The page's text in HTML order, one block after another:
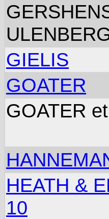
GIELIS
GOATER
GOATER
HEATH &
10